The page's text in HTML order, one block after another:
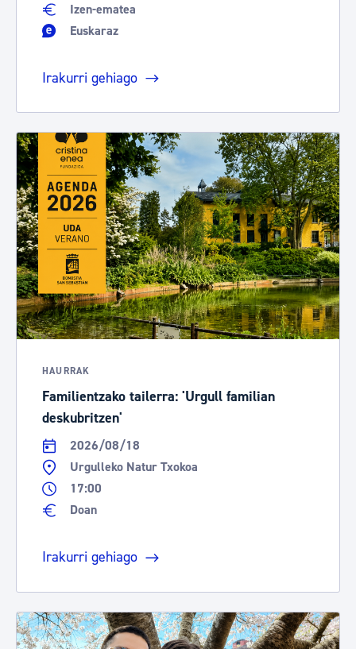
Izen-ematea
Euskaraz
Irakurri gehiago
HAURRAK
Familientzako tailerra: 'Urgull familian
deskubritzen'
2026/08/18
Urgulleko Natur Txokoa
17:00
Doan
Irakurri gehiago